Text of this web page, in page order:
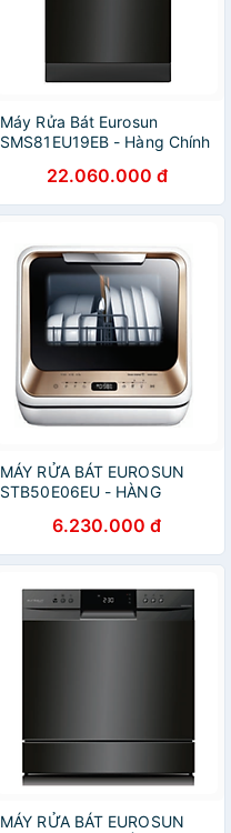
Máy Rửa Bát Eurosun
SMS81EU19EB - Hàng Chính
22.060.000 đ
MÁY RỬA BÁT EUROSUN
STB50E06EU - HÀNG
6.230.000 đ
MÁY RỬA BÁT EUROSUN